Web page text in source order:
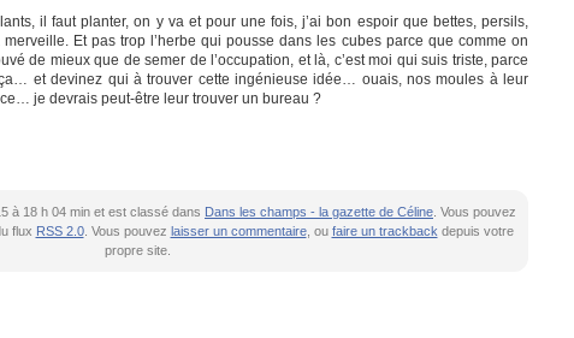
il faut planter, on y va et pour une fois, j’ai bon espoir que bettes, persils,
Et pas trop l’herbe qui pousse dans les cubes parce que comme on
de mieux que de semer de l’occupation, et là, c’est moi qui suis triste, parce
et devinez qui à trouver cette ingénieuse idée… ouais, nos moules à leur
je devrais peut-être leur trouver un bureau ?
à 18 h 04 min et est classé dans Dans les champs - la gazette de Céline . Vous pouvez
flux RSS 2.0. Vous pouvez laisser un commentaire, ou faire un trackback depuis votre
propre site.